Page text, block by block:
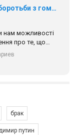
17 травня IDAHO. Міжнародний день боротьби з гомофобією трансфобією і біфобія.
нам можливості
про те, що
зустрінеться, ми
рівності та
підрозділи
брак
путин